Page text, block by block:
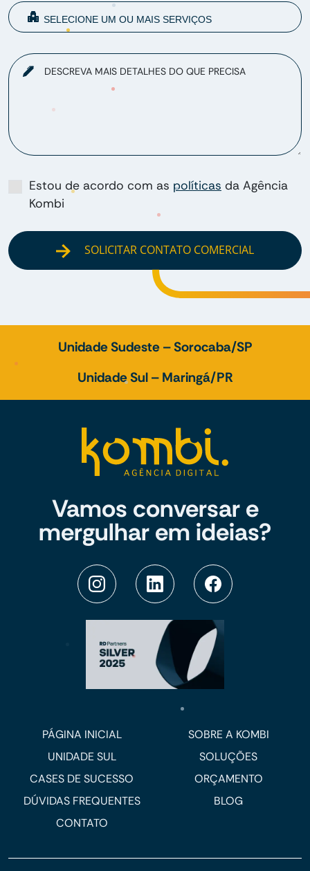
DESCREVA MAIS DETALHES DO QUE PRECISA
Estou de acordo com as políticas da Agência
Kombi
SOLICITAR CONTATO COMERCIAL
Unidade Sudeste – Sorocaba/SP
Unidade Sul – Maringá/PR
Vamos conversar e
mergulhar em ideias?
PÁGINA INICIAL
SOBRE A KOMBI
UNIDADE SUL
SOLUÇÕES
CASES DE SUCESSO
ORÇAMENTO
DÚVIDAS FREQUENTES
BLOG
CONTATO